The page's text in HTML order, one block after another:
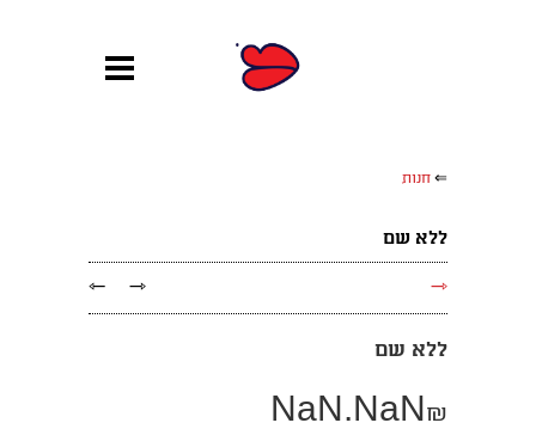
⇐ חנות
ללא שם
→
→
←
ללא שם
₪
NaN.NaN